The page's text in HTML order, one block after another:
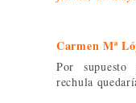
Carmen Mª
Por
rechula